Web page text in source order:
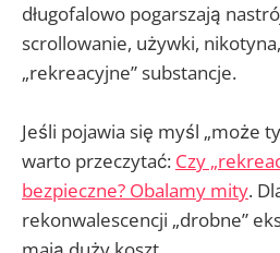
długofalowo pogarszają
scrollowanie, używki,
„rekreacyjne” substancje.
Jeśli pojawia się myśl „może
warto przeczytać: Czy
bezpieczne? Obalamy mity.
rekonwalescencji „drobne”